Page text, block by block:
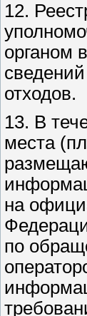
12.
органом
отходов.
13. В
места
на
по